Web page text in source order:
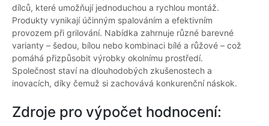
dílců, které umožňují jednoduchou a rychlou montáž.
Produkty vynikají účinným spalováním a efektivním
provozem při grilování. Nabídka zahrnuje různé barevné
varianty – šedou, bílou nebo kombinaci bílé a růžové – což
pomáhá přizpůsobit výrobky okolnímu prostředí.
Společnost staví na dlouhodobých zkušenostech a
inovacích, díky čemuž si zachovává konkurenční náskok.
Zdroje pro výpočet hodnocení: